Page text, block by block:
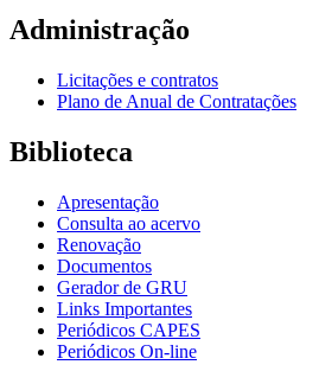
Administração
Licitações e contratos
Plano de Anual de Contratações
Biblioteca
Apresentação
Consulta ao acervo
Renovação
Documentos
Gerador de GRU
Links Importantes
Periódicos CAPES
Periódicos On-line